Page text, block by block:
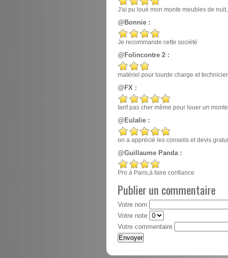
J'ai pu loué mon monte meubles de
@Bonnie :
Je recommande cette société
@Folincontre 2 :
matériel pour lourde charge et
@FX :
tarif pas cher même pour louer un
@Eulalie :
on a apprécié les conseils et devis
@Guillaume Panda :
Pro à Paris,à faire confiance
Publier un commentaire
Votre nom
Votre note
Votre commentaire